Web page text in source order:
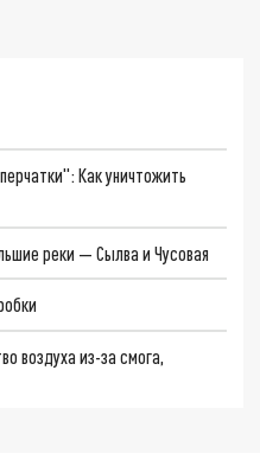
Как уничтожить
реки — Сылва и Чусовая
воздуха из-за смога,